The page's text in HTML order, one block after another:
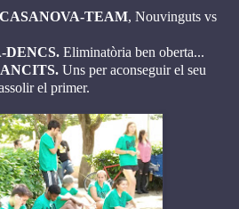
CASANOVA-TEAM, Nouvinguts vs
DENCS. Eliminatòria ben oberta...
Uns per aconseguir el seu
el primer.